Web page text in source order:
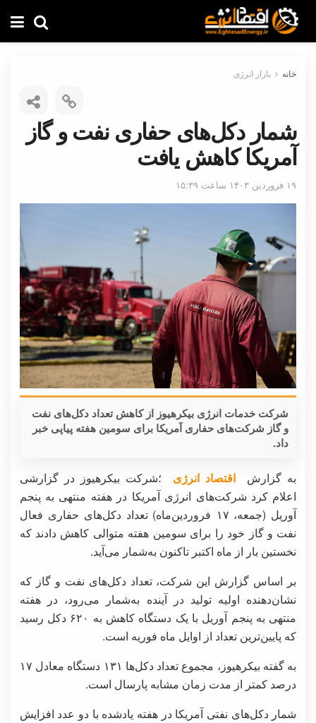
خانه بازار انرژی
شمار دکل‌های حفاری نفت و گاز
آمریکا کاهش یافت
۱۹ فروردین ۱۴۰۳ ساعت ۱۵:۳۹
شرکت خدمات انرژی بیکرهیوز از کاهش تعداد دکل‌های نفت
و گاز شرکت‌های حفاری آمریکا برای سومین هفته پیاپی خبر
داد.
به گزارش اقتصاد انرژی ؛شرکت بیکرهیوز در گزارشی
اعلام کرد شرکت‌های انرژی آمریکا در هفته منتهی به پنجم
آوریل (جمعه، ۱۷ فروردین‌ماه) تعداد دکل‌های حفاری فعال
نفت و گاز خود را برای سومین هفته متوالی کاهش دادند که
نخستین بار از ماه اکتبر تاکنون به‌شمار می‌آید.
بر اساس گزارش این شرکت، تعداد دکل‌های نفت و گاز که
نشان‌دهنده اولیه تولید در آینده به‌شمار می‌رود، در هفته
منتهی به پنجم آوریل با یک دستگاه کاهش به ۶۲۰ دکل رسید
که پایین‌ترین تعداد از اوایل ماه فوریه است.
به گفته بیکرهیوز، مجموع تعداد دکل‌ها ۱۳۱ دستگاه معادل ۱۷
درصد کمتر از مدت زمان مشابه پارسال است.
شمار دکل‌های نفتی آمریکا در هفته یادشده با دو عدد افزایش